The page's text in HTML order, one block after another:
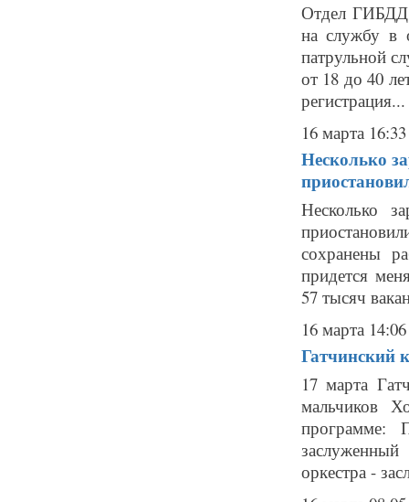
Отдел ГИБДД
на службу в
патрульной
от 18 до 40
регистрация...
16 марта 16:33
Несколько
Несколько
сохранены
придется
57 тысяч
16 марта 14:06
Гатчинский
17 марта
мальчиков
программе:
оркестра -